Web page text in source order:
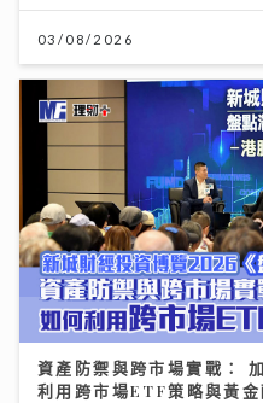
03/08/2026
資產防禦與跨市場實戰：
利用跨市場ETF策略與黃金